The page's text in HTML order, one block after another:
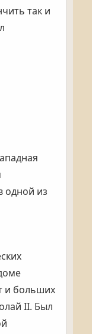
так и
одной из
и больших
II. Был